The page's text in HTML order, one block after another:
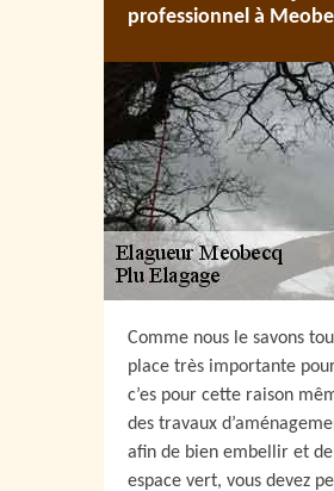
professionnel à
Comme nous le savons
place très importante
c’es pour cette raison
des travaux
afin de bien embellir et
espace vert, vous devez